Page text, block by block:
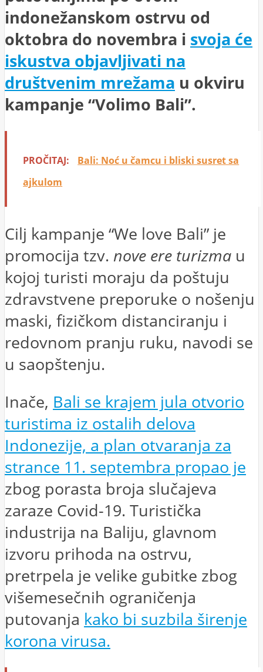
indonežanskom ostrvu od
oktobra do novembra i svoja će
iskustva objavljivati na
društvenim mrežama u okviru
kampanje “Volimo Bali”.
PROČITAJ:
Bali: Noć u čamcu i bliski susret sa
ajkulom
Cilj kampanje “We love Bali” je
promocija tzv. nove ere turizma u
kojoj turisti moraju da poštuju
zdravstvene preporuke o nošenju
maski, fizičkom distanciranju i
redovnom pranju ruku, navodi se
u saopštenju.
Inače, Bali se krajem jula otvorio
turistima iz ostalih delova
Indonezije, a plan otvaranja za
strance 11. septembra propao je
zbog porasta broja slučajeva
zaraze Covid-19. Turistička
industrija na Baliju, glavnom
izvoru prihoda na ostrvu,
pretrpela je velike gubitke zbog
višemesečnih ograničenja
putovanja kako bi suzbila širenje
korona virusa.